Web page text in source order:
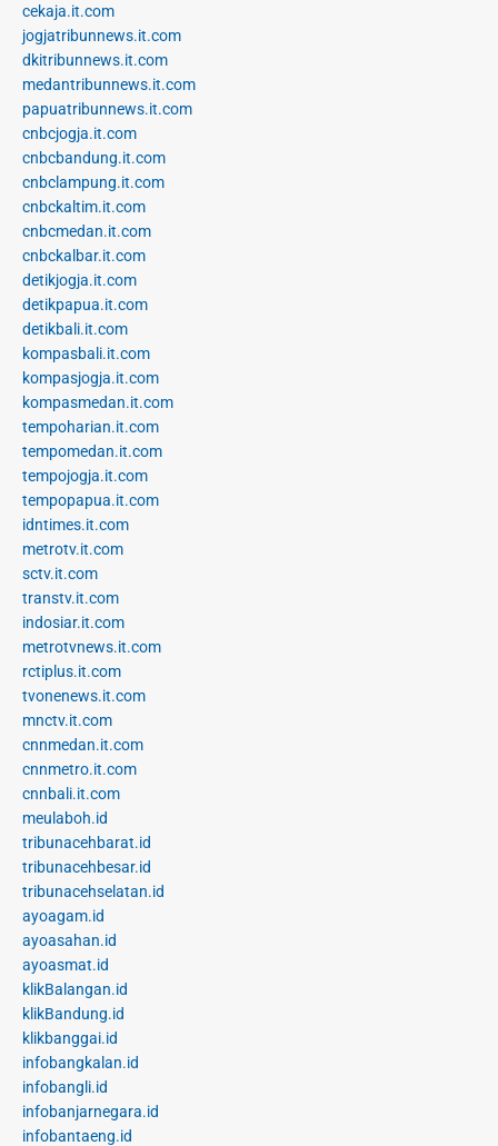
cekaja.it.com
jogjatribunnews.it.com
dkitribunnews.it.com
medantribunnews.it.com
papuatribunnews.it.com
cnbcjogja.it.com
cnbcbandung.it.com
cnbclampung.it.com
cnbckaltim.it.com
cnbcmedan.it.com
cnbckalbar.it.com
detikjogja.it.com
detikpapua.it.com
detikbali.it.com
kompasbali.it.com
kompasjogja.it.com
kompasmedan.it.com
tempoharian.it.com
tempomedan.it.com
tempojogja.it.com
tempopapua.it.com
idntimes.it.com
metrotv.it.com
sctv.it.com
transtv.it.com
indosiar.it.com
metrotvnews.it.com
rctiplus.it.com
tvonenews.it.com
mnctv.it.com
cnnmedan.it.com
cnnmetro.it.com
cnnbali.it.com
meulaboh.id
tribunacehbarat.id
tribunacehbesar.id
tribunacehselatan.id
ayoagam.id
ayoasahan.id
ayoasmat.id
klikBalangan.id
klikBandung.id
klikbanggai.id
infobangkalan.id
infobangli.id
infobanjarnegara.id
infobantaeng.id